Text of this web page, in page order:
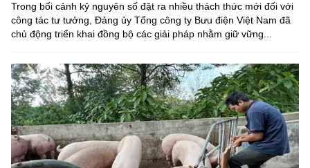
Trong bối cảnh kỷ nguyên số đặt ra nhiều thách thức mới đối với
công tác tư tưởng, Đảng ủy Tổng công ty Bưu điện Việt Nam đã
chủ động triển khai đồng bộ các giải pháp nhằm giữ vững...